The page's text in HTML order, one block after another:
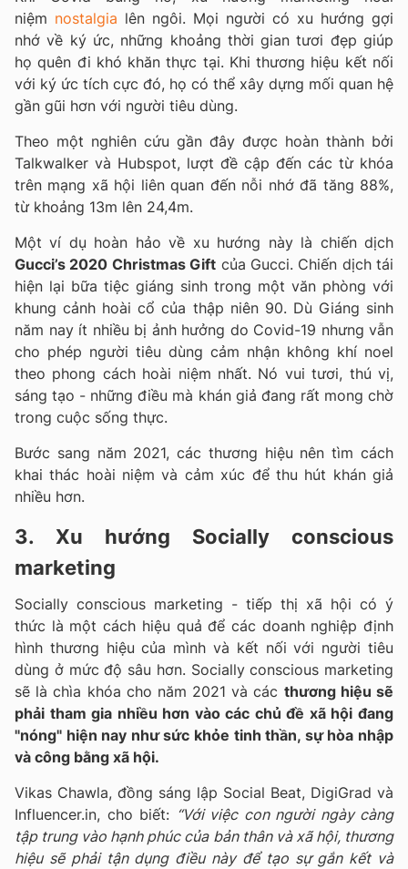
niệm nostalgia lên ngôi. Mọi người có xu hướng gợi
nhớ về ký ức, những khoảng thời gian tươi đẹp giúp
họ quên đi khó khăn thực tại. Khi thương hiệu kết nối
với ký ức tích cực đó, họ có thể xây dựng mối quan hệ
gần gũi hơn với người tiêu dùng.
Theo một nghiên cứu gần đây được hoàn thành bởi
Talkwalker và Hubspot, lượt đề cập đến các từ khóa
trên mạng xã hội liên quan đến nỗi nhớ đã tăng 88%,
từ khoảng 13m lên 24,4m.
Một ví dụ hoàn hảo về xu hướng này là chiến dịch
Gucci’s 2020 Christmas Gift của Gucci. Chiến dịch tái
hiện lại bữa tiệc giáng sinh trong một văn phòng với
khung cảnh hoài cổ của thập niên 90. Dù Giáng sinh
năm nay ít nhiều bị ảnh hưởng do Covid-19 nhưng vẫn
cho phép người tiêu dùng cảm nhận không khí noel
theo phong cách hoài niệm nhất. Nó vui tươi, thú vị,
sáng tạo - những điều mà khán giả đang rất mong chờ
trong cuộc sống thực.
Bước sang năm 2021, các thương hiệu nên tìm cách
khai thác hoài niệm và cảm xúc để thu hút khán giả
nhiều hơn.
3. Xu hướng Socially conscious
marketing
Socially conscious marketing - tiếp thị xã hội có ý
thức là một cách hiệu quả để các doanh nghiệp định
hình thương hiệu của mình và kết nối với người tiêu
dùng ở mức độ sâu hơn. Socially conscious marketing
sẽ là chìa khóa cho năm 2021 và các thương hiệu sẽ
phải tham gia nhiều hơn vào các chủ đề xã hội đang
"nóng" hiện nay như sức khỏe tinh thần, sự hòa nhập
và công bằng xã hội.
Vikas Chawla, đồng sáng lập Social Beat, DigiGrad và
Influencer.in, cho biết: “Với việc con người ngày càng
tập trung vào hạnh phúc của bản thân và xã hội, thương
hiệu sẽ phải tận dụng điều này để tạo sự gắn kết và